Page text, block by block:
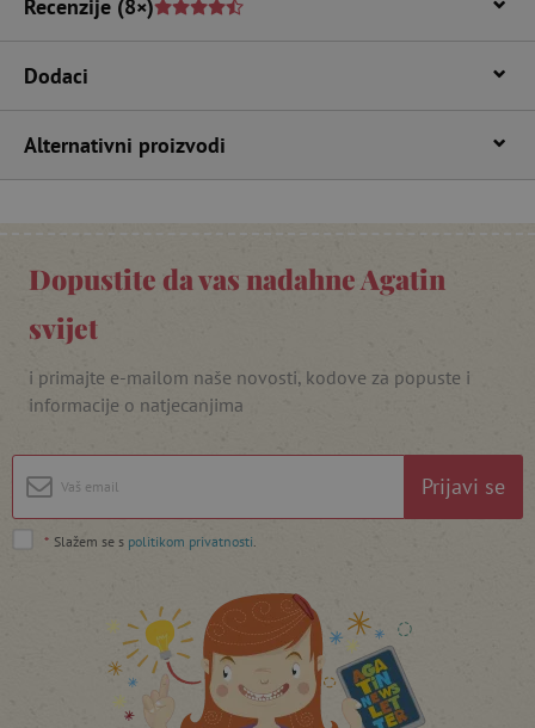
Recenzije (8×)
Dodaci
Alternativni proizvodi
Dopustite da vas nadahne Agatin
svijet
i primajte e-mailom naše novosti, kodove za popuste i
informacije o natjecanjima
Prijavi se
* Slažem se s politikom privatnosti
_lb_ccc
featureFlagCheckoutExperimentVariant www.agatinsvijet.hr
Googleovu politiku privatnosti